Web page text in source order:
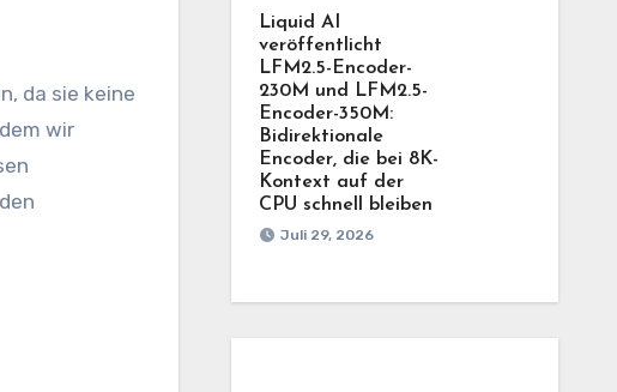
da sie keine
wir
Liquid AI
veröffentlicht
LFM2.5-Encoder-
230M und LFM2.5-
Encoder-350M:
Bidirektionale
Encoder, die bei 8K-
Kontext auf der
CPU schnell bleiben
Juli 29, 2026